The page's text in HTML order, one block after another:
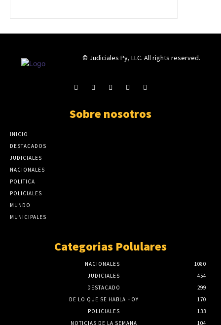
© Judiciales Py, LLC. All rights reserved.
Sobre nosotros
INICIO
DESTACADOS
JUDICIALES
NACIONALES
POLITICA
POLICIALES
MUNDO
MUNICIPALES
Categorias Polulares
NACIONALES
1080
JUDICIALES
454
DESTACADO
299
DE LO QUE SE HABLA HOY
170
POLICIALES
133
NOTICIAS DE LA SEMANA
104